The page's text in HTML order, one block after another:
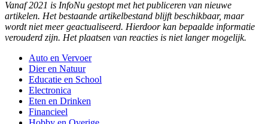
Vanaf 2021 is InfoNu gestopt met het publiceren van nieuwe
artikelen. Het bestaande artikelbestand blijft beschikbaar, maar
wordt niet meer geactualiseerd. Hierdoor kan bepaalde informatie
verouderd zijn. Het plaatsen van reacties is niet langer mogelijk.
Auto en Vervoer
Dier en Natuur
Educatie en School
Electronica
Eten en Drinken
Financieel